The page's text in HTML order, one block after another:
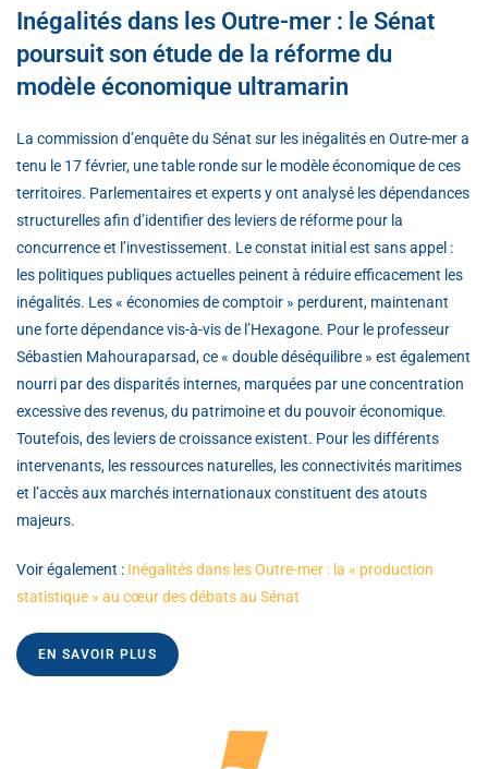
Inégalités dans les Outre-mer : le Sénat
poursuit son étude de la réforme du
modèle économique ultramarin
La commission d’enquête du Sénat sur les inégalités en Outre-mer a
tenu le 17 février, une table ronde sur le modèle économique de ces
territoires. Parlementaires et experts y ont analysé les dépendances
structurelles afin d’identifier des leviers de réforme pour la
concurrence et l’investissement. Le constat initial est sans appel :
les politiques publiques actuelles peinent à réduire efficacement les
inégalités. Les « économies de comptoir » perdurent, maintenant
une forte dépendance vis-à-vis de l’Hexagone. Pour le professeur
Sébastien Mahouraparsad, ce « double déséquilibre » est également
nourri par des disparités internes, marquées par une concentration
excessive des revenus, du patrimoine et du pouvoir économique.
Toutefois, des leviers de croissance existent. Pour les différents
intervenants, les ressources naturelles, les connectivités maritimes
et l’accès aux marchés internationaux constituent des atouts
majeurs.
Voir également : Inégalités dans les Outre-mer : la « production
statistique » au cœur des débats au Sénat
EN SAVOIR PLUS